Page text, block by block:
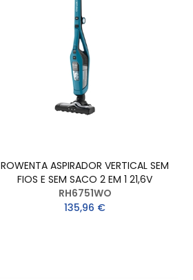
ROWENTA ASPIRADOR VERTICAL SEM
FIOS E SEM SACO 2 EM 1 21,6V
RH6751WO
135,96 €